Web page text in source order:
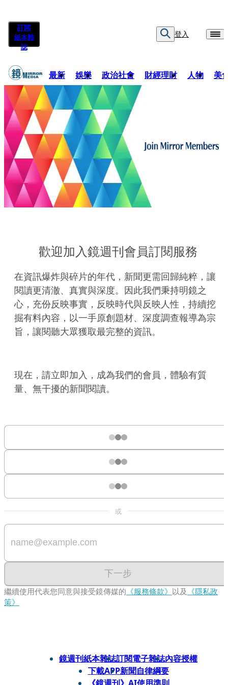
訂閱
紙本雜
誌
登入
最新 娛樂 政治社會 財經理財 人物 美
歡迎加入鏡週刊會員訂閱服務
在資訊爆炸與碎片的年代，新聞更需回歸純粹，讓
閱讀更清澈、真實與深度。因此我們秉持明鏡之
心，充份反映事實，反映時代與反映人性，持續挖
掘有料內容，以一手原創題材、深度調查報導為宗
旨，讓閱聽大眾獲取最完整的資訊。
現在，請立即加入，成為我們的會員，體驗有質
量、無干擾的新聞閱讀。
或
下一步
繼續使用代表您同意與接受鏡傳媒的 《服務條款》 以及 《隱私政
策》
鏡週刊紙本雜誌訂閱電子雜誌內容授權
下載APP新聞自律綱要